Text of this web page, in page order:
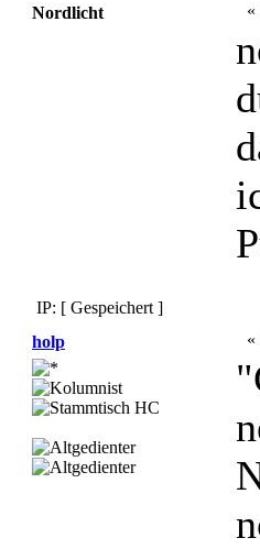
Nordlicht
«
IP: [ Gespeichert ]
holp
«